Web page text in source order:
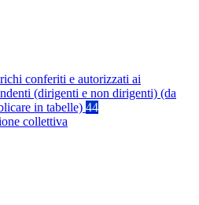
conferiti e autorizzati ai
(dirigenti e non dirigenti) (da
in tabelle) 44
collettiva